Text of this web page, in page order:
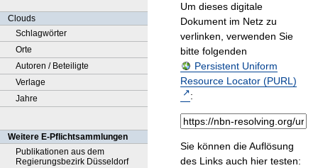
Clouds
Schlagwörter
Orte
Autoren / Beteiligte
Verlage
Jahre
Weitere E-Pflichtsammlungen
Publikationen aus dem
Regierungsbezirk Düsseldorf
Um dieses digitale
Dokument im Netz zu
verlinken, verwenden Sie
bitte folgenden
Persistent Uniform
Resource Locator (PURL)
:
Sie können die Auflösung
des Links auch hier testen: